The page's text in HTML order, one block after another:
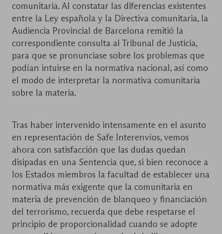
comunitaria. Al constatar las diferencias existentes
entre la Ley española y la Directiva comunitaria, la
Audiencia Provincial de Barcelona remitió la
correspondiente consulta al Tribunal de Justicia,
para que se pronunciase sobre los problemas que
podían intuirse en la normativa nacional, así como
el modo de interpretar la normativa comunitaria
sobre la materia.
Tras haber intervenido intensamente en el asunto
en representación de Safe Interenvíos, vemos
ahora con satisfacción que las dudas quedan
disipadas en una Sentencia que, si bien reconoce a
los Estados miembros la facultad de establecer una
normativa más exigente que la comunitaria en
materia de prevención de blanqueo y financiación
del terrorismo, recuerda que debe respetarse el
principio de proporcionalidad cuando se adopte